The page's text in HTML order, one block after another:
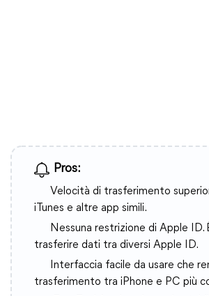
Pros:
Velocità di trasferimento
iTunes e altre app simili.
Nessuna restrizione di Apple ID.
trasferire dati tra diversi Apple ID.
Interfaccia facile da usare che
trasferimento tra iPhone e PC più